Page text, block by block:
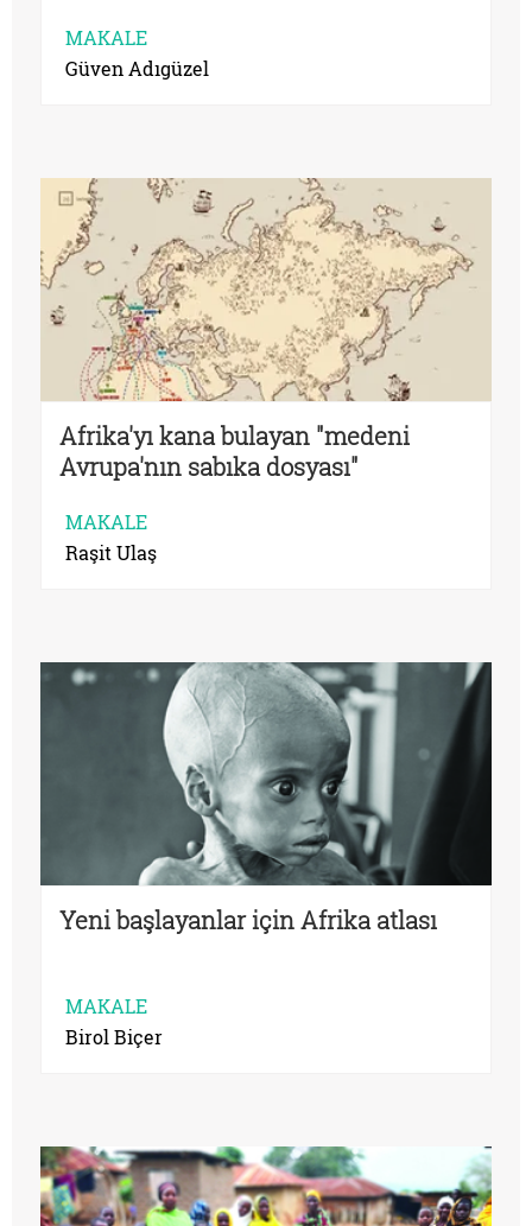
MAKALE
Güven Adıgüzel
Afrika'yı kana bulayan "medeni
Avrupa'nın sabıka dosyası"
MAKALE
Raşit Ulaş
Yeni başlayanlar için Afrika atlası
MAKALE
Birol Biçer